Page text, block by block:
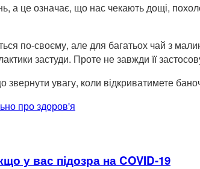
а це означає, що нас чекають дощі,
по-своєму, але для багатьох чай з
застуди. Проте не завжди її
звернути увагу, коли відкриватимете
про здоров'я
у вас підозра на COVID-19